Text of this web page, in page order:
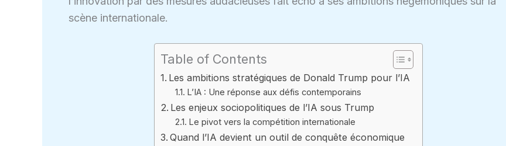
scène internationale.
Table of Contents
Les ambitions stratégiques de Donald Trump pour l’IA
L’IA : Une réponse aux défis contemporains
Les enjeux sociopolitiques de l’IA sous Trump
Le pivot vers la compétition internationale
Quand l’IA devient un outil de conquête économique